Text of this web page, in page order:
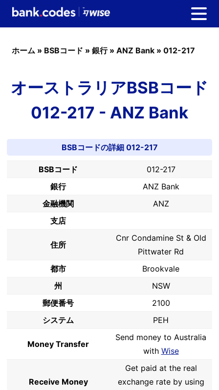
ホーム » BSBコード » 銀行» ANZ Bank » 012-217
オーストラリアBSBコード
012-217 - ANZ Bank
BSBコードの詳細 012-217
BSBコード
012-217
銀行
ANZ Bank
金融機関
ANZ
支店
住所
Cnr Condamine St & Old
Pittwater Rd
都市
Brookvale
州
NSW
郵便番号
2100
システム
PEH
Money Transfer
Send money to Australia
with Wise
Receive Money
Get paid at the real
exchange rate by using